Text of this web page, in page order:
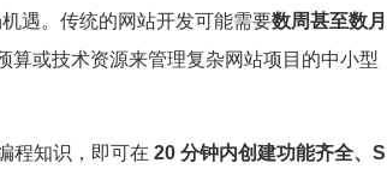
遇。传统的网站开发可能需要数周甚至数月
算或技术资源来管理复杂网站项目的中小型
程知识，即可在 20 分钟内创建功能齐全、